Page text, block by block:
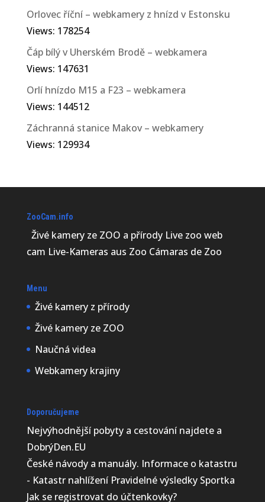
Orlovec říční – webkamery z hnízd v Estonsku
Views: 178254
Čáp bílý v Uherském Brodě – webkamera
Views: 147631
Orlí hnízdo M15 a F23 – webkamera
Views: 144512
Záchranná stanice Makov – webkamery
Views: 129934
ZooCam.info
Živé kamery ze ZOO a přírody Live zoo web
cam Live-Kameras aus Zoo Cámaras de Zoo
Menu
Živé kamery z přírody
Živé kamery ze ZOO
Naučná videa
Webkamery krajiny
Doporučujeme
Nejvýhodnější pobyty a cestování najdete a
DobrýDen.EU
České návodya manuály. Informace o katastru
- Katastr nahlíženíPravidelné výsledky Sportka
Jak se registrovat do účtenkovky?